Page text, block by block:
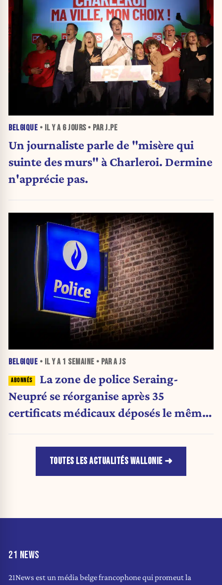
BELGIQUE • IL Y A 6 JOURS• PAR J.PE
Un journaliste parle de "misère qui
suinte des murs" à Charleroi. Dermine
n'apprécie pas.
BELGIQUE • IL Y A 1 SEMAINE • PAR A JS
La zone de police Seraing-
Neupré se réorganise après 35
certificats médicaux déposés le même
TOUTES LES ACTUALITÉS WALLONIE
21 NEWS
21News est un média belge francophone qui promeut la